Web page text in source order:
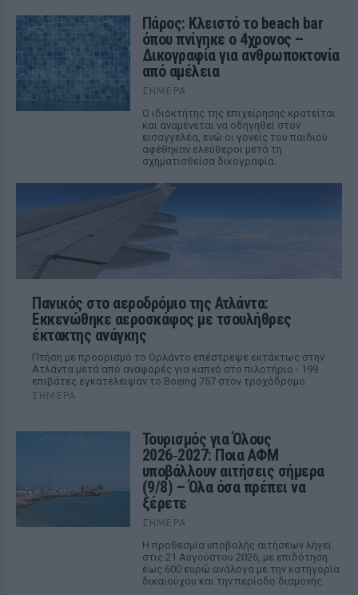
Πάρος: Κλειστό το beach bar
όπου πνίγηκε ο 4χρονος –
Δικογραφία για ανθρωποκτονία
από αμέλεια
ΣΉΜΕΡΑ
Ο ιδιοκτήτης της επιχείρησης κρατείται
και αναμένεται να οδηγηθεί στον
εισαγγελέα, ενώ οι γονείς του παιδιού
αφέθηκαν ελεύθεροι μετά τη
σχηματισθείσα δικογραφία.
Πανικός στο αεροδρόμιο της Ατλάντα:
Εκκενώθηκε αεροσκάφος με τσουλήθρες
έκτακτης ανάγκης
Πτήση με προορισμό το Ορλάντο επέστρεψε εκτάκτως στην
Ατλάντα μετά από αναφορές για καπνό στο πιλοτήριο - 199
επιβάτες εγκατέλειψαν το Boeing 757 στον τροχόδρομο.
ΣΉΜΕΡΑ
Τουρισμός για Όλους
2026‑2027: Ποια ΑΦΜ
υποβάλλουν αιτήσεις σήμερα
(9/8) – Όλα όσα πρέπει να
ξέρετε
ΣΉΜΕΡΑ
Η προθεσμία υποβολής αιτήσεων λήγει
στις 21 Αυγούστου 2026, με επιδότηση
έως 600 ευρώ ανάλογα με την κατηγορία
δικαιούχου και την περίοδο διαμονής.